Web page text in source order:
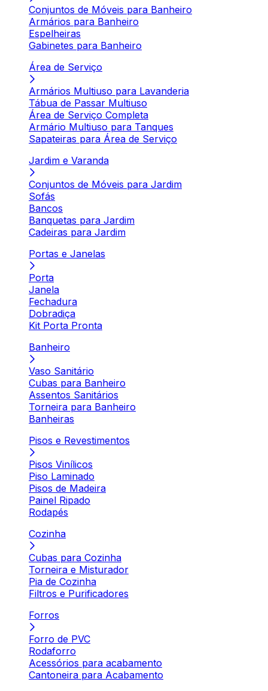
Conjuntos de Móveis para Banheiro
Armários para Banheiro
Espelheiras
Gabinetes para Banheiro
Área de Serviço
Armários Multiuso para Lavanderia
Tábua de Passar Multiuso
Área de Serviço Completa
Armário Multiuso para Tanques
Sapateiras para Área de Serviço
Jardim e Varanda
Conjuntos de Móveis para Jardim
Sofás
Bancos
Banquetas para Jardim
Cadeiras para Jardim
Portas e Janelas
Porta
Janela
Fechadura
Dobradiça
Kit Porta Pronta
Banheiro
Vaso Sanitário
Cubas para Banheiro
Assentos Sanitários
Torneira para Banheiro
Banheiras
Pisos e Revestimentos
Pisos Vinílicos
Piso Laminado
Pisos de Madeira
Painel Ripado
Rodapés
Cozinha
Cubas para Cozinha
Torneira e Misturador
Pia de Cozinha
Filtros e Purificadores
Forros
Forro de PVC
Rodaforro
Acessórios para acabamento
Cantoneira para Acabamento